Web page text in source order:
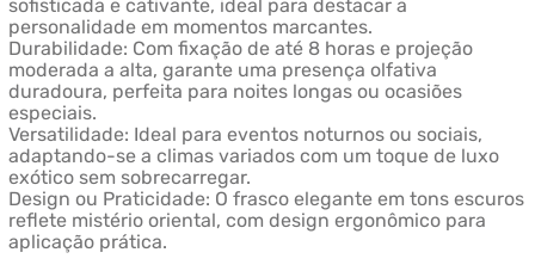
sofisticada e cativante, ideal para destacar a
personalidade em momentos marcantes.
Durabilidade: Com fixação de até 8 horas e projeção
moderada a alta, garante uma presença olfativa
duradoura, perfeita para noites longas ou ocasiões
especiais.
Versatilidade: Ideal para eventos noturnos ou sociais,
adaptando-se a climas variados com um toque de luxo
exótico sem sobrecarregar.
Design ou Praticidade: O frasco elegante em tons escuros
reflete mistério oriental, com design ergonômico para
aplicação prática.